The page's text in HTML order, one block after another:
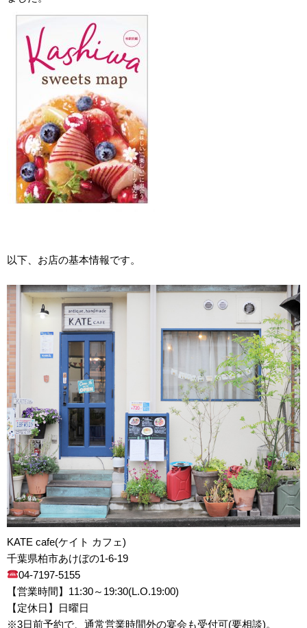
以下、お店の基本情報です。
KATE cafe(ケイト カフェ)
千葉県柏市あけぼの1-6-19
04-7197-5155
【営業時間】11:30～19:30(L.O.19:00)
【定休日】日曜日
※3日前予約で、通常営業時間外の宴会も受付可(要相談)。